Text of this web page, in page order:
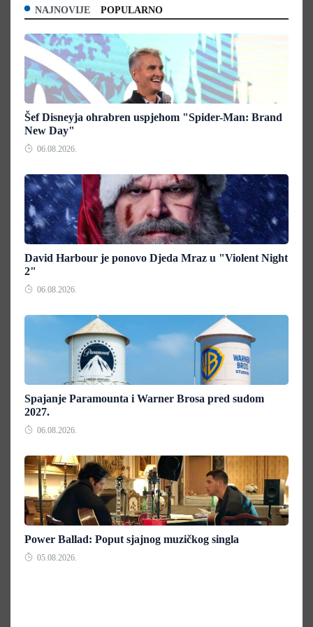
NAJNOVIJE POPULARNO
Šef Disneyja ohrabren uspjehom "Spider-Man: Brand
New Day"
06.08.2026.
David Harbour je ponovo Djeda Mraz u "Violent Night
2"
06.08.2026.
Spajanje Paramounta i Warner Brosa pred sudom
2027.
06.08.2026.
Power Ballad: Poput sjajnog muzičkog singla
05.08.2026.